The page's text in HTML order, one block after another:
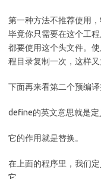
第一种方法不推荐使用
毕竟你只需要在这个工
都要使用这个头文件。
程目录复制一次，这样
下面再来看第二个预编
define的英文意思就是定
它的作用就是替换。
在上面的程序里，我们